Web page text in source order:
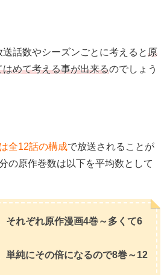
話数やシーズンごとに考えると原
めて考える事が出来るのでしょう
全12話の構成で放送されることが
の原作巻数は以下を平均数として
それぞれ原作漫画4巻～多くて6
単純にその倍になるので8巻～12